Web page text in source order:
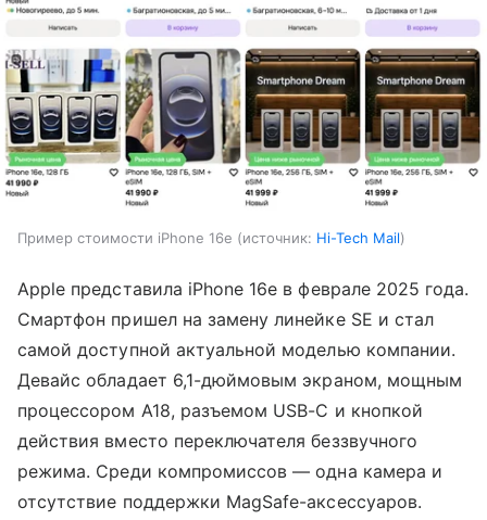
Пример стоимости iPhone 16e источник: Hi-Tech Mail
Apple представила iPhone 16e в феврале 2025 года.
Смартфон пришел на замену линейке SE и стал
самой доступной актуальной моделью компании.
Девайс обладает 6,1-дюймовым экраном, мощным
процессором A18, разъемом USB-C и кнопкой
действия вместо переключателя беззвучного
режима. Среди компромиссов — одна камера и
отсутствие поддержки MagSafe-аксессуаров.